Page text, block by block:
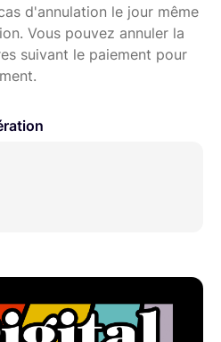
d'annulation le jour même
Vous pouvez annuler la
suivant le paiement pour